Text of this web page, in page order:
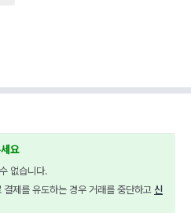
요
없습니다.
제를 유도하는 경우 거래를 중단하고 신